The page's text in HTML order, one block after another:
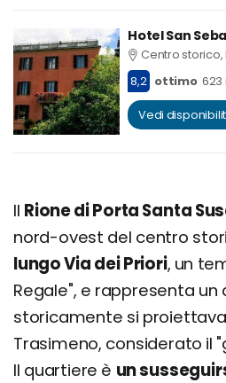
Hotel San
Centro storico,
8,2 ottimo 623
Vedi
Il Rione di Porta Santa
nord-ovest del centro
lungo Via dei Priori, un
Regale", e rappresenta
storicamente si proiettava
Trasimeno, considerato il
Il quartiere è un